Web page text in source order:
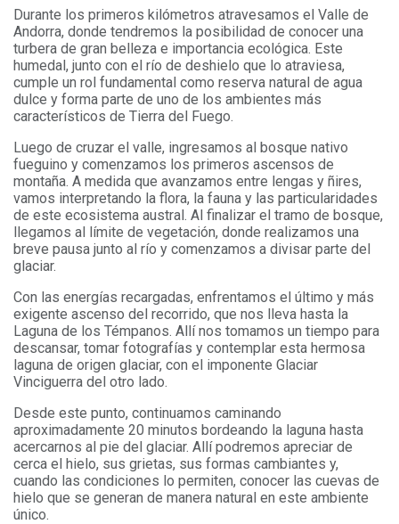
Durante los primeros kilómetros atravesamos el Valle de
Andorra, donde tendremos la posibilidad de conocer una
turbera de gran belleza e importancia ecológica. Este
humedal, junto con el río de deshielo que lo atraviesa,
cumple un rol fundamental como reserva natural de agua
dulce y forma parte de uno de los ambientes más
característicos de Tierra del Fuego.
Luego de cruzar el valle, ingresamos al bosque nativo
fueguino y comenzamos los primeros ascensos de
montaña. A medida que avanzamos entre lengas y ñires,
vamos interpretando la flora, la fauna y las particularidades
de este ecosistema austral. Al finalizar el tramo de bosque,
llegamos al límite de vegetación, donde realizamos una
breve pausa junto al río y comenzamos a divisar parte del
glaciar.
Con las energías recargadas, enfrentamos el último y más
exigente ascenso del recorrido, que nos lleva hasta la
Laguna de los Témpanos. Allí nos tomamos un tiempo para
descansar, tomar fotografías y contemplar esta hermosa
laguna de origen glaciar, con el imponente Glaciar
Vinciguerra del otro lado.
Desde este punto, continuamos caminando
aproximadamente 20 minutos bordeando la laguna hasta
acercarnos al pie del glaciar. Allí podremos apreciar de
cerca el hielo, sus grietas, sus formas cambiantes y,
cuando las condiciones lo permiten, conocer las cuevas de
hielo que se generan de manera natural en este ambiente
único.